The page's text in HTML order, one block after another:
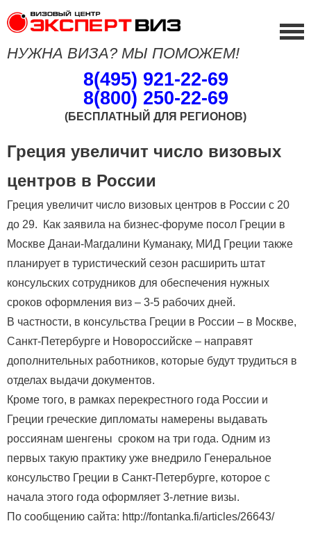
НУЖНА ВИЗА? МЫ ПОМОЖЕМ!
8(495) 921-22-69
8(800) 250-22-69
(БЕСПЛАТНЫЙ ДЛЯ РЕГИОНОВ)
Греция увеличит число визовых
центров в России
Греция увеличит число визовых центров в России с 20
до 29. Как заявила на бизнес-форуме посол Греции в
Москве Данаи-Магдалини Куманаку, МИД Греции также
планирует в туристический сезон расширить штат
консульских сотрудников для обеспечения нужных
сроков оформления виз – 3-5 рабочих дней.
В частности, в консульства Греции в России – в Москве,
Санкт-Петербурге и Новороссийске – направят
дополнительных работников, которые будут трудиться в
отделах выдачи документов.
Кроме того, в рамках перекрестного года России и
Греции греческие дипломаты намерены выдавать
россиянам шенгены сроком на три года. Одним из
первых такую практику уже внедрило Генеральное
консульство Греции в Санкт-Петербурге, которое с
начала этого года оформляет 3-летние визы.
По сообщению сайта: http://fontanka.fi/articles/26643/